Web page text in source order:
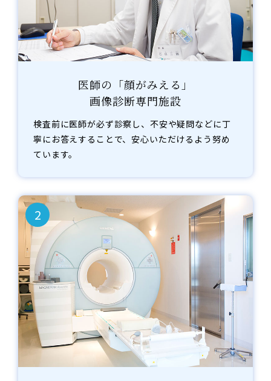
医師の「顔がみえる」
画像診断専門施設
検査前に医師が必ず診察し、不安や疑問などに丁
寧にお答えすることで、安心いただけるよう努め
ています。
2